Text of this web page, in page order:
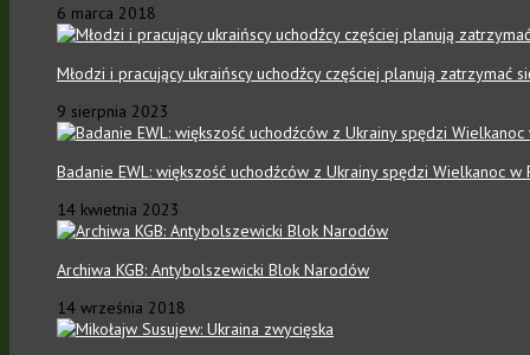
6 marca 2018
Młodzi i pracujący ukraińscy uchodźcy częściej planują zatrzymać
9 sierpnia 2023
Badanie EWL: większość uchodźców z Ukrainy spędzi Wielkanoc w
14 kwietnia 2023
Archiwa KGB: Antybolszewicki Blok Narodów
14 września 2018